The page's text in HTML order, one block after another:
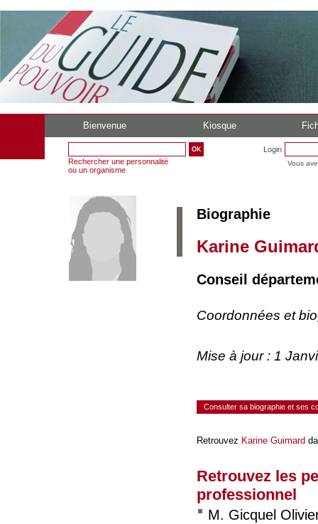
Bienvenue Kiosque
Rechercher une personnalité
ou un organisme
Login
Vous
Biographie
Karine
Conseil
Coordonnées et
Mise à jour : 1
Consulter sa biographie et ses
Retrouvez Karine Guimard
Retrouvez les
professionnel
M. Gicquel